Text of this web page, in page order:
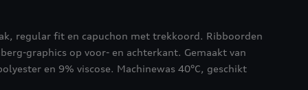
regular fit en capuchon met trekkoord. Ribboorden
graphics op voor- en achterkant. Gemaakt van
en 9% viscose. Machinewas 40°C, geschikt